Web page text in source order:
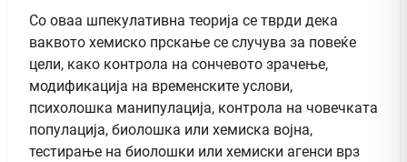
Со оваа шпекулативна теорија се тврди дека
ваквото хемиско прскање се случува за повеќе
цели, како контрола на сончевото зрачење,
модификација на временските услови,
психолошка манипулација, контрола на човечката
популација, биолошка или хемиска војна,
тестирање на биолошки или хемиски агенси врз